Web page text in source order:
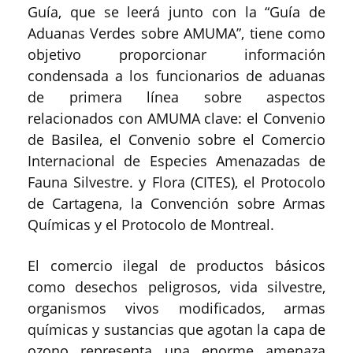
Guía, que se leerá junto con la “Guía de
Aduanas Verdes sobre AMUMA”, tiene como
objetivo proporcionar información
condensada a los funcionarios de aduanas
de primera línea sobre aspectos
relacionados con AMUMA clave: el Convenio
de Basilea, el Convenio sobre el Comercio
Internacional de Especies Amenazadas de
Fauna Silvestre. y Flora (CITES), el Protocolo
de Cartagena, la Convención sobre Armas
Químicas y el Protocolo de Montreal.
El comercio ilegal de productos básicos
como desechos peligrosos, vida silvestre,
organismos vivos modificados, armas
químicas y sustancias que agotan la capa de